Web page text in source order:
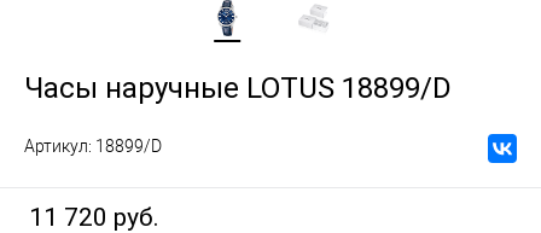
Часы наручные LOTUS 18899/D
Артикул: 18899/D
11 720 руб.